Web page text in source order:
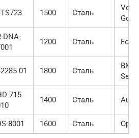
1500 Сталь
Golf
DNA-
1200 Сталь Ford
01 1800 Сталь
715
1400 Сталь Audi
8001 1600 Сталь Opel